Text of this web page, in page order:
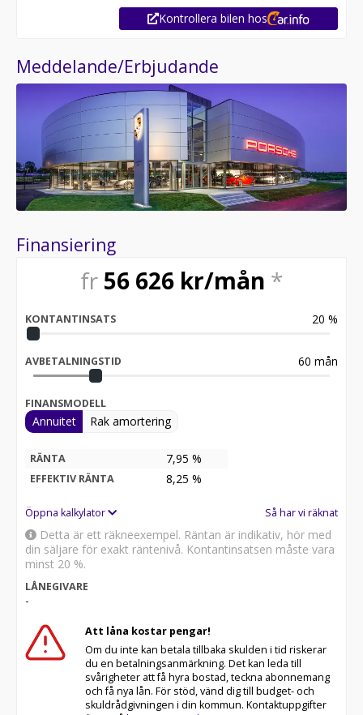
Kontrollera bilen hos
Meddelande/Erbjudande
Finansiering
fr 56 626 kr/mån *
KONTANTINSATS 20 %
AVBETALNINGSTID 60 mån
FINANSMODELL
Annuitet Rak amortering
RÄNTA 7,95 %
EFFEKTIV RÄNTA 8,25 %
Öppna kalkylator Så har vi räknat
Detta är ett räkneexempel. Räntan är indikativ, hör med
din säljare för exakt räntenivå. Kontantinsatsen måste vara
minst 20 %.
LÅNEGIVARE
-
Att låna kostar pengar!
Om du inte kan betala tillbaka skulden i tid riskerar
du en betalningsanmärkning. Det kan leda till
svårigheter att få hyra bostad, teckna abonnemang
och få nya lån. För stöd, vänd dig till budget- och
skuldrådgivningen i din kommun. Kontaktuppgifter